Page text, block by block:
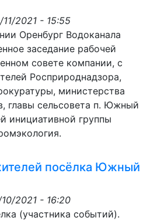
11/2021 - 15:55
Оренбург Водоканала
заседание рабочей
совете компании, с
Росприроднадзора,
министерства
главы сельсовета п. Южный
инициативной группы
посёлка Южный
10/2021 - 16:20
(участника событий).